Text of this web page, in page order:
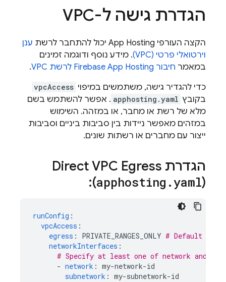
הגדרת גישה ל-VPC
הקצה העורפי App Hosting יכול להתחבר לרשת ענן
וירטואלי פרטי (VPC)
. מידע נוסף ודוגמה זמינים
במאמר חיבור Firebase App Hosting לרשת VPC
.
כדי להגדיר גישה, משתמשים במיפוי vpcAccess
בקובץ apphosting.yaml . אפשר להשתמש בשם
מלא של רשת או מחבר, או במזהה. השימוש
במזהים מאפשר ניידות בין סביבות ביניים וסביבות
ייצור עם מחברים או רשתות שונים.
(
apphosting .yaml
):
runConfig :
vpcAccess :
egress : PRIVATE_RANGES_ONLY # Default value
networkInterfaces :
# Specify at least one of network and/or
- network : my-network-id
subnetwork : my-subnetwork-id